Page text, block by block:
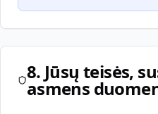
8. Jūsų teisės,
asmens